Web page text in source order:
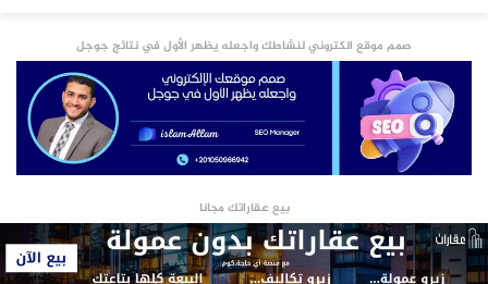
صمم موقع الكتروني لنشاطك واجعله يظهر الأول في نتائج جوجل
بيع عقاراتك مجانا